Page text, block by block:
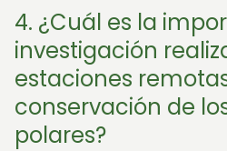
4. ¿Cuál es la
investigación
estaciones
conservación de
polares?